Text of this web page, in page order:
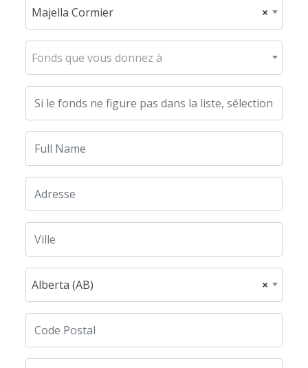
×
Majella Cormier
Fonds que vous donnez à
×
Alberta (AB)